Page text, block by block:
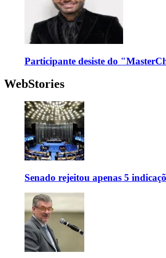
Participante desiste do
WebStories
Senado rejeitou apenas 5